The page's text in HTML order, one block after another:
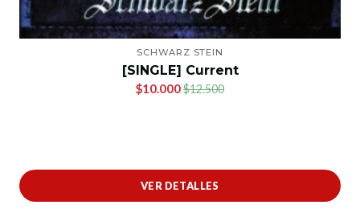
SCHWARZ STEIN
[SINGLE] Current
$10.000$12.500
VER DETALLES